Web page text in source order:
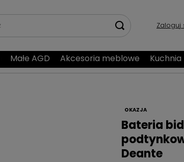
Zaloguj
Małe AGD Akcesoria meblowe Kuchnia
OKAZJA
Bateria
Deante